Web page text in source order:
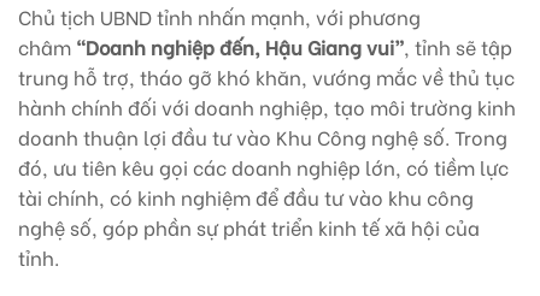
Chủ tịch UBND tỉnh nhấn mạnh, với phương
châm “Doanh nghiệp đến, Hậu Giang vui”, tỉnh sẽ tập
trung hỗ trợ, tháo gỡ khó khăn, vướng mắc về thủ tục
hành chính đối với doanh nghiệp, tạo môi trường kinh
doanh thuận lợi đầu tư vào Khu Công nghệ số. Trong
đó, ưu tiên kêu gọi các doanh nghiệp lớn, có tiềm lực
tài chính, có kinh nghiệm để đầu tư vào khu công
nghệ số, góp phần sự phát triển kinh tế xã hội của
tỉnh.